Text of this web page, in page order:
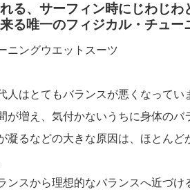
る、サーフィン時にじわじ
る唯一のフィジカル・チュー
人はとてもバランスが悪くなって
が増え、気付かないうちに身体のバ
凝るなどの大きな原因は、ほとん
ンスから理想的なバランスへ近づ